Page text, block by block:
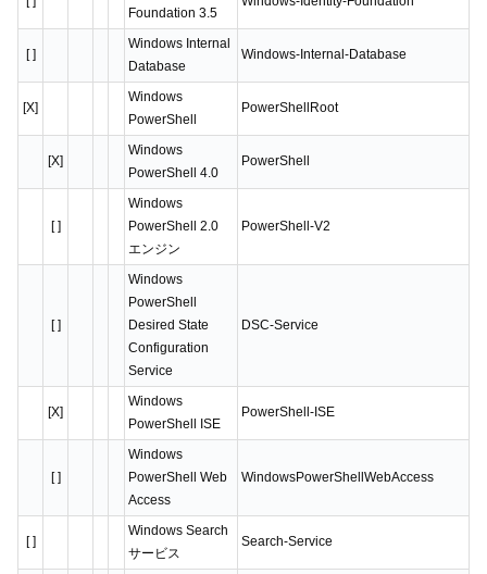
Foundation 3.5
[ ]
Windows Internal
Database
Windows-Internal-Database
[X]
Windows
PowerShell
PowerShellRoot
[X]
Windows
PowerShell 4.0
PowerShell
[ ]
Windows
PowerShell 2.0
エンジン
PowerShell-V2
[ ]
Windows
PowerShell
Desired State
Configuration
Service
DSC-Service
[X]
Windows
PowerShell ISE
PowerShell-ISE
[ ]
Windows
PowerShell Web
Access
WindowsPowerShellWebAccess
[ ]
Windows Search
サービス
Search-Service